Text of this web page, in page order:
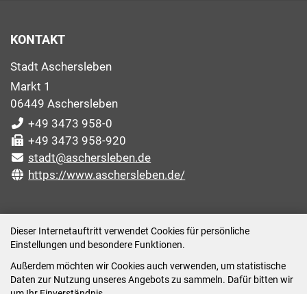
Dieser Internetauftritt verwendet Cookies für persönliche
Einstellungen und besondere Funktionen.
Außerdem möchten wir Cookies auch verwenden, um statistische
Daten zur Nutzung unseres Angebots zu sammeln. Dafür bitten wir
KONTAKT
Stadt Aschersleben
Markt 1
06449 Aschersleben
+49 3473 958-0
+49 3473 958-920
stadt@aschersleben.de
https://www.aschersleben.de/
Montag: 09:00-12:00 /14:00-15:00 Uhr
Dienstag: 09:00-12:00 /14:00-16:00 Uhr
Mittwoch: 09:00 - 12:00 Uhr (nach vorheriger